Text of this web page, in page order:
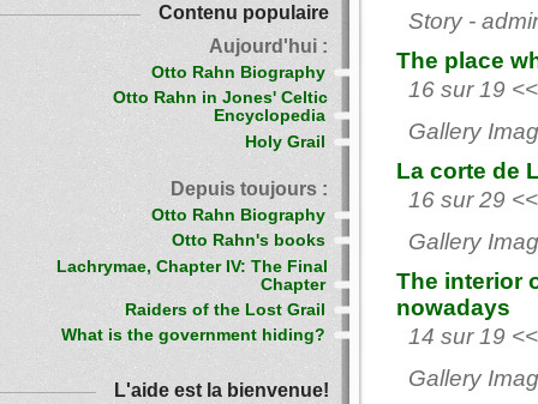
Story -
The place
16 sur 19
Gallery
La corte de
16 sur 29
Gallery
The interior
nowadays
14 sur 19
Gallery
Contenu populaire
Aujourd'hui :
Otto Rahn Biography
Otto Rahn in Jones' Celtic
Encyclopedia
Holy Grail
Depuis toujours :
Otto Rahn Biography
Otto Rahn's books
Lachrymae, Chapter IV: The Final
Chapter
Raiders of the Lost Grail
What is the government hiding?
L'aide est la bienvenue!